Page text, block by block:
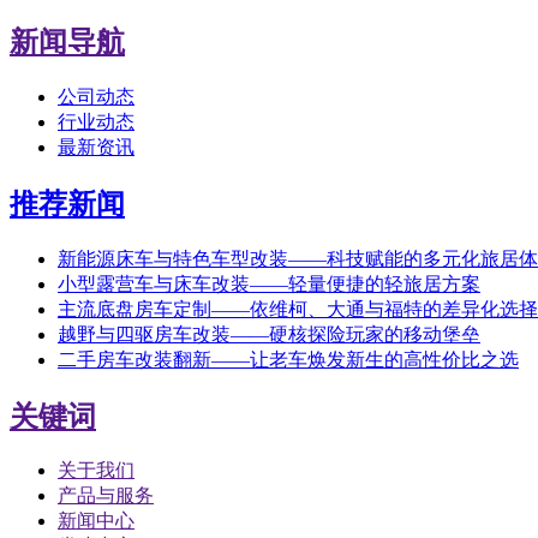
新闻导航
公司动态
行业动态
最新资讯
推荐新闻
新能源床车与特色车型改装——科技赋能的多元化旅居
小型露营车与床车改装——轻量便捷的轻旅居方案
主流底盘房车定制——依维柯、大通与福特的差异化选择
越野与四驱房车改装——硬核探险玩家的移动堡垒
二手房车改装翻新——让老车焕发新生的高性价比之选
关键词
关于我们
产品与服务
新闻中心